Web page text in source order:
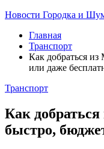
Новости Городка и
Главная
Транспорт
Как добраться
или даже
Транспорт
Как
быстро,